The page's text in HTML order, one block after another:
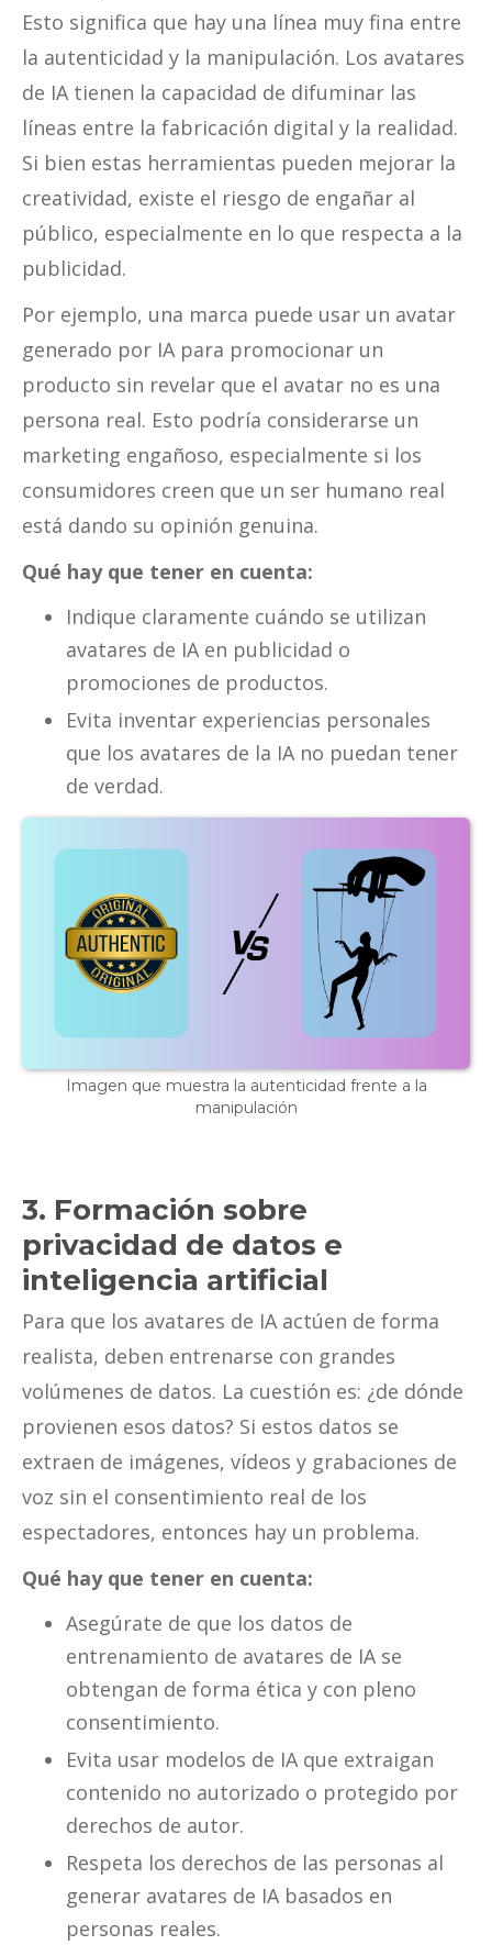
Esto significa que hay una línea muy fina entre
la autenticidad y la manipulación. Los avatares
de IA tienen la capacidad de difuminar las
líneas entre la fabricación digital y la realidad.
Si bien estas herramientas pueden mejorar la
creatividad, existe el riesgo de engañar al
público, especialmente en lo que respecta a la
publicidad.
Por ejemplo, una marca puede usar un avatar
generado por IA para promocionar un
producto sin revelar que el avatar no es una
persona real. Esto podría considerarse un
marketing engañoso, especialmente si los
consumidores creen que un ser humano real
está dando su opinión genuina.
Qué hay que tener en cuenta:
Indique claramente cuándo se utilizan
avatares de IA en publicidad o
promociones de productos.
Evita inventar experiencias personales
que los avatares de la IA no puedan tener
de verdad.
Imagen que muestra la autenticidad frente a la
manipulación
3. Formación sobre
privacidad de datos e
inteligencia artificial
Para que los avatares de IA actúen de forma
realista, deben entrenarse con grandes
volúmenes de datos. La cuestión es: ¿de dónde
provienen esos datos? Si estos datos se
extraen de imágenes, vídeos y grabaciones de
voz sin el consentimiento real de los
espectadores, entonces hay un problema.
Qué hay que tener en cuenta:
Asegúrate de que los datos de
entrenamiento de avatares de IA se
obtengan de forma ética y con pleno
consentimiento.
Evita usar modelos de IA que extraigan
contenido no autorizado o protegido por
derechos de autor.
Respeta los derechos de las personas al
generar avatares de IA basados en
personas reales.